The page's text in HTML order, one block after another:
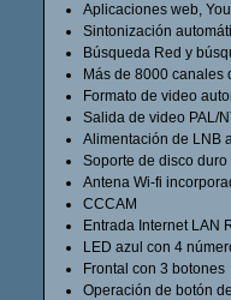
Aplicaciones web,
Sintonización
Búsqueda Red y
Más de 8000 canales
Formato de video
Salida de video PAL/
Alimentación de LNB
Soporte de disco duro
Antena Wi-fi
CCCAM
Entrada Internet LAN
LED azul con 4
Frontal con 3 botones
Operación de botón